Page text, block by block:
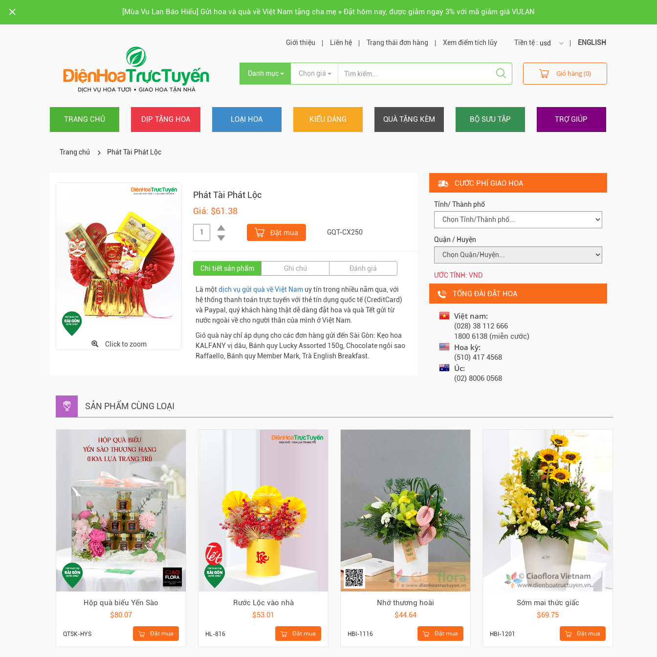
[Mùa Vu Lan Báo Hiếu] Gửi hoa và quà về Việt Nam tặng cha mẹ » Đặt hôm nay, được giảm ngay 3% với mã giảm giá VULAN
Tiền tệ : usd
usd
vnd
ENGLISH
Giới thiệu Liên hệ Trạng thái đơn hàng Xem điểm tích lũy
Danh mục Chọn giá Giỏ hàng (0)
TRANG CHỦ DỊP TẶNG HOA LOẠI HOA KIỂU DÁNG QUÀ TẶNG KÈM BỘ SƯU TẬP TRỢ GIÚP
Trang chủ Phát Tài Phát Lộc
Click to zoom
Phát Tài Phát Lộc
Giá: $61.38
Đặt mua GQT-CX250
Chi tiết sản phẩm Ghi chú Đánh giá
Là mộtdịch vụ gửi quà về Việt Nam uy tín trong nhiều năm qua, với
hệ thống thanh toán trực tuyến với thẻ tín dụng quốc tế (CreditCard)
và Paypal, quý khách hàng thật dễ dàng đặt hoa và quà Tết gửi từ
nước ngoài về cho người thân của mình ở Việt Nam.
Giỏ quà này chỉ áp dụng cho các đơn hàng gửi đến Sài Gòn: Kẹo hoa
KALFANY vị dâu, Bánh quy Lucky Assorted 150g, Chocolate ngôi sao
Raffaello, Bánh quy Member Mark, Trà English Breakfast.
CƯỚC PHÍ GIAO HOA
Tỉnh/ Thành phố
Quận / Huyện
ƯỚC TÍNH: VND
TỔNG ĐÀI ĐẶT HOA
Việt nam:
(028) 38 112 666
1800 6138 (miễn cước)
Hoa kỳ:
(510) 417 4568
Úc:
(02) 8006 0568
SẢN PHẨM CÙNG LOẠI
Hộp quà biếu Yến Sào
$80.07
Đặt mua
QTSK-HYS
Rước Lộc vào nhà
$53.01
Đặt mua
HL-816
Nhớ thương hoài
$44.64
Đặt mua
HBI-1116
Sớm mai thức giấc
$69.75
Đặt mua
HBI-1201